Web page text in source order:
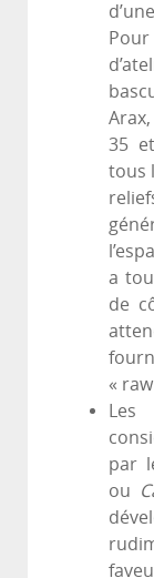
35
tous
a
de
«
par
ou